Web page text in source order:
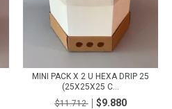
MINI PACK X 2 U HEXA DRIP 25
(25X25X25 C...
$11.712
$9.880